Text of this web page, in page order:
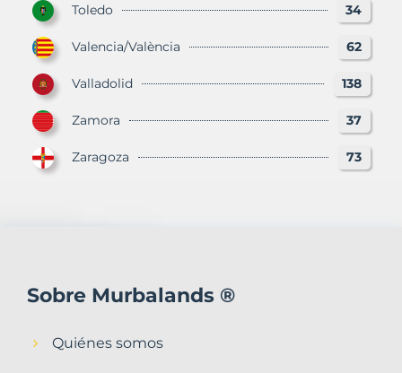
Toledo 34
Valencia/València 62
Valladolid 138
Zamora 37
Zaragoza 73
Sobre Murbalands ®
Quiénes somos